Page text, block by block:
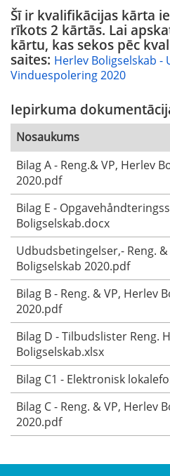
Šī ir kvalifikācijas kārta
rīkots 2 kārtās. Lai
kārtu, kas sekos pēc
saites: Herlev Boligselskab -
Vinduespolering 2020
Iepirkuma
Nosaukums
Bilag A - Reng.& VP, Herlev
2020.pdf
Bilag E -
Boligselskab.docx
Udbudsbetingelser,- Reng. &
Boligselskab 2020.pdf
Bilag B - Reng. & VP, Herlev
2020.pdf
Bilag D - Tilbudslister Reng.
Boligselskab.xlsx
Bilag C1 - Elektronisk
Bilag C - Reng. & VP, Herlev
2020.pdf